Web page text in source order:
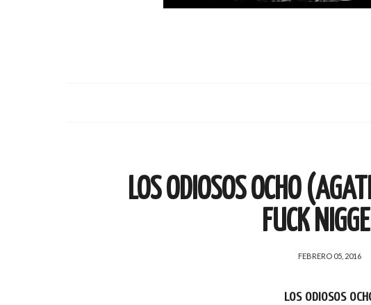
LOS ODIOSOS OCHO
FUCK
FEBRERO 05, 2016
LOS ODIOSOS